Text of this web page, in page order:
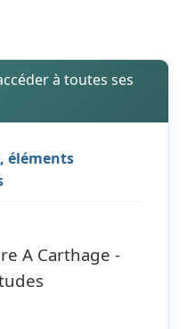
à toutes ses
éléments
A Carthage -